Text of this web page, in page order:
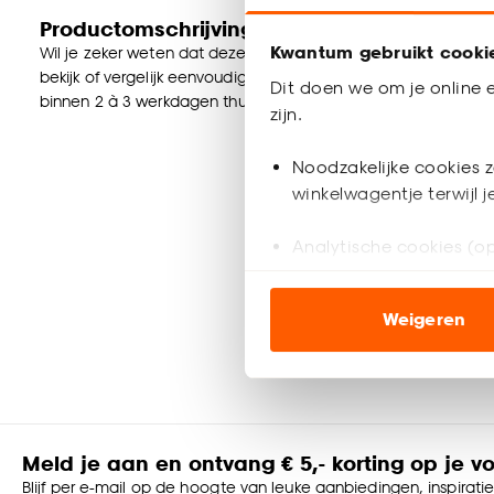
Kwantum gebruikt
Dit doen we om je online
zijn.
Noodzakelijke cookies
winkelwagentje terwijl
Analytische cookies
ook buiten de
Klik op ‘Ja, alles
accepteren door op
Goed om te weten is dat
Weigeren
Productomschrijving
Wil je zeker weten dat deze vloer bij de rest van jouw
bekijk of vergelijk eenvoudig welke vloer jouw favoriet is. Zo
binnen 2 à 3 werkdagen thuisbezorgd en passen door de
Meld je aan en ontvang € 5,- korting op je
Blijf per e-mail op de hoogte van leuke aanbiedingen,